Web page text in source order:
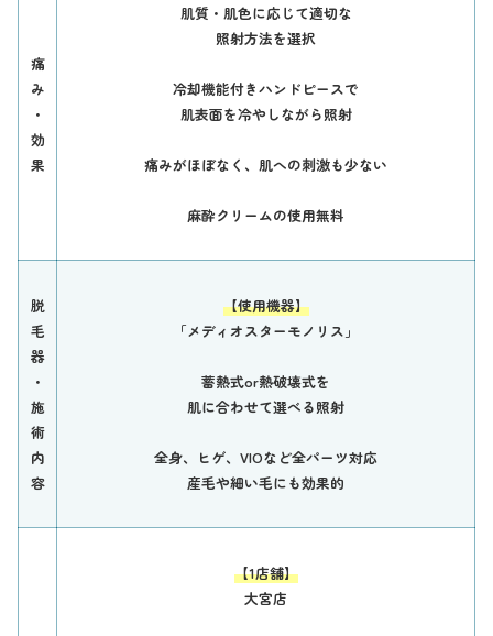
痛
み
・
効
果
肌質・肌色に応じて適切な
照射方法を選択
冷却機能付きハンドピースで
肌表面を冷やしながら照射
痛みがほぼなく、肌への刺激も少ない
麻酔クリームの使用無料
脱
毛
器
・
施
術
内
容
【使用機器】
「メディオスターモノリス」
蓄熱式or熱破壊式を
肌に合わせて選べる照射
全身、ヒゲ、VIOなど全パーツ対応
産毛や細い毛にも効果的
【1店舗】
大宮店